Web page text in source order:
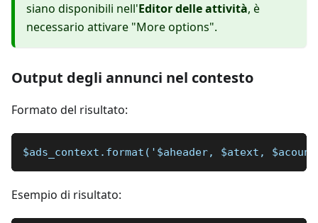
siano disponibili nell'Editor delle attività, è
necessario attivare "More options".
Output degli annunci nel contesto
Formato del risultato:
$ads_context.format('$aheader, $atext,
Esempio di risultato: